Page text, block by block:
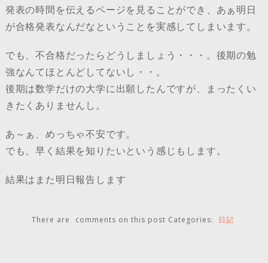
発表の時間を伝えるページを見ることができ、あぁ明日
が合格発表なんだなということを実感してしまいます。
でも、不合格だったらどうしましょう・・・。後期の勉
強なんてほとんどしてないし・・。
後期は数学だけの大学に出願したんですが、まったくい
きたくありませんし。
あ～ぁ、めっちゃ不安です。
でも、早く結果を知りたいという感じもします。
結果はまた明日報告します
There are comments on this post Categories: 日記